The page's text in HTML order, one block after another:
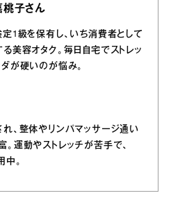
桃子さん
1級を保有し、いち消費者として
美容オタク。毎日自宅でストレッ
が硬いのが悩み。
、整体やリンパマッサージ通い
運動やストレッチが苦手で、
中。